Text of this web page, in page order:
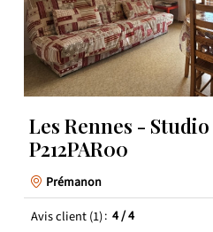
Les Rennes -
P212PAR00
Prémanon
Avis client(1) 4/ 4